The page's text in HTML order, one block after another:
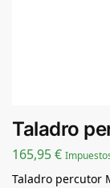
Taladro
165,95€
Taladro percutor